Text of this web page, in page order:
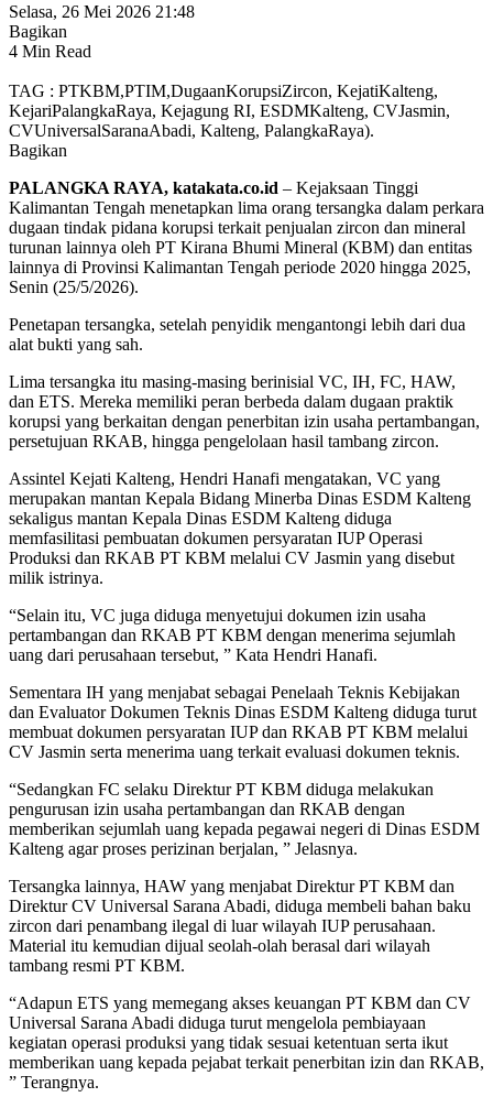
Selasa, 26 Mei 2026 21:48
Bagikan
4 Min Read
TAG : PTKBM,PTIM,DugaanKorupsiZircon, KejatiKalteng,
KejariPalangkaRaya, Kejagung RI, ESDMKalteng, CVJasmin,
CVUniversalSaranaAbadi, Kalteng, PalangkaRaya).
Bagikan
PALANGKA RAYA, katakata.co.id – Kejaksaan Tinggi
Kalimantan Tengah menetapkan lima orang tersangka dalam perkara
dugaan tindak pidana korupsi terkait penjualan zircon dan mineral
turunan lainnya oleh PT Kirana Bhumi Mineral (KBM) dan entitas
lainnya di Provinsi Kalimantan Tengah periode 2020 hingga 2025,
Senin (25/5/2026).
Penetapan tersangka, setelah penyidik mengantongi lebih dari dua
alat bukti yang sah.
Lima tersangka itu masing-masing berinisial VC, IH, FC, HAW,
dan ETS. Mereka memiliki peran berbeda dalam dugaan praktik
korupsi yang berkaitan dengan penerbitan izin usaha pertambangan,
persetujuan RKAB, hingga pengelolaan hasil tambang zircon.
Assintel Kejati Kalteng, Hendri Hanafi mengatakan, VC yang
merupakan mantan Kepala Bidang Minerba Dinas ESDM Kalteng
sekaligus mantan Kepala Dinas ESDM Kalteng diduga
memfasilitasi pembuatan dokumen persyaratan IUP Operasi
Produksi dan RKAB PT KBM melalui CV Jasmin yang disebut
milik istrinya.
“Selain itu, VC juga diduga menyetujui dokumen izin usaha
pertambangan dan RKAB PT KBM dengan menerima sejumlah
uang dari perusahaan tersebut, ” Kata Hendri Hanafi.
Sementara IH yang menjabat sebagai Penelaah Teknis Kebijakan
dan Evaluator Dokumen Teknis Dinas ESDM Kalteng diduga turut
membuat dokumen persyaratan IUP dan RKAB PT KBM melalui
CV Jasmin serta menerima uang terkait evaluasi dokumen teknis.
“Sedangkan FC selaku Direktur PT KBM diduga melakukan
pengurusan izin usaha pertambangan dan RKAB dengan
memberikan sejumlah uang kepada pegawai negeri di Dinas ESDM
Kalteng agar proses perizinan berjalan, ” Jelasnya.
Tersangka lainnya, HAW yang menjabat Direktur PT KBM dan
Direktur CV Universal Sarana Abadi, diduga membeli bahan baku
zircon dari penambang ilegal di luar wilayah IUP perusahaan.
Material itu kemudian dijual seolah-olah berasal dari wilayah
tambang resmi PT KBM.
“Adapun ETS yang memegang akses keuangan PT KBM dan CV
Universal Sarana Abadi diduga turut mengelola pembiayaan
kegiatan operasi produksi yang tidak sesuai ketentuan serta ikut
memberikan uang kepada pejabat terkait penerbitan izin dan RKAB,
” Terangnya.